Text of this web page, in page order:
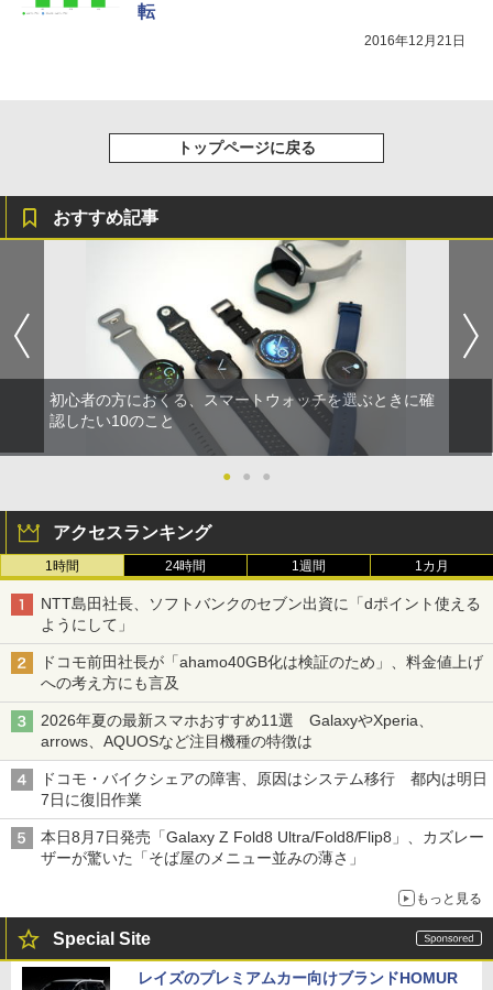
転
2016年12月21日
トップページに戻る
おすすめ記事
初心者の方におくる、スマートウォッチを選ぶときに確
認したい10のこと
● ● ●
アクセスランキング
1時間 24時間 1週間 1カ月
NTT島田社長、ソフトバンクのセブン出資に「dポイント使える
ようにして」
ドコモ前田社長が「ahamo40GB化は検証のため」、料金値上げ
への考え方にも言及
2026年夏の最新スマホおすすめ11選 GalaxyやXperia、
arrows、AQUOSなど注目機種の特徴は
ドコモ・バイクシェアの障害、原因はシステム移行 都内は明日
7日に復旧作業
本日8月7日発売「Galaxy Z Fold8 Ultra/Fold8/Flip8」、カズレー
ザーが驚いた「そば屋のメニュー並みの薄さ」
もっと見る
Special Site
レイズのプレミアムカー向けブランドHOMUR